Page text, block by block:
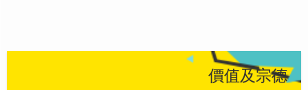
價值及宗德